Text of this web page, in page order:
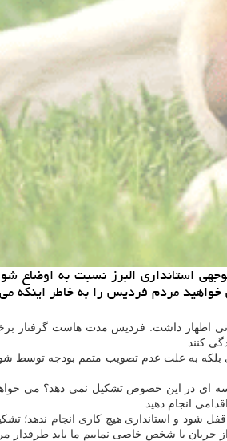
استانداری البرز نسبت به
مردم فردیس را به خاطر اینكه
اظهار داشت: فردیس مدت هاست
كنند.
به علت عدم تصویب متمم بودجه توسط
ای در این خصوص تشكیل نمی دهد؟ می
انجام دهید.
شود و استانداری هیچ كاری انجام
جریان یا شخص خاصی نماییم ما باید طرفدار